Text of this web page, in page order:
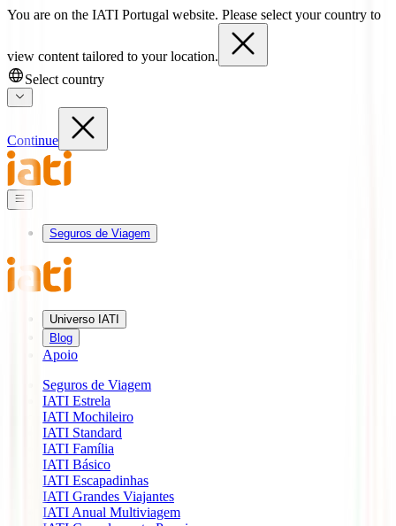
You are on the IATI Portugal website. Please select your country to
view content tailored to your location.
Select country
Continue
Seguros de Viagem
Universo IATI
Blog
Apoio
Seguros de Viagem
IATI Estrela
IATI Mochileiro
IATI Standard
IATI Família
IATI Básico
IATI Escapadinhas
IATI Grandes Viajantes
IATI Anual Multiviagem